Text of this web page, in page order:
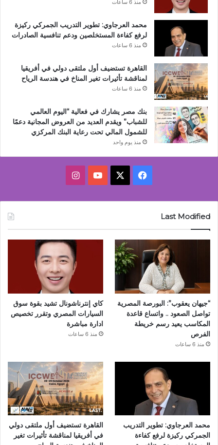
منذ 6 ساعات
محمد العرجاوي: تطوير التدريب الجمركي ركيزة
لرفع كفاءة المستخلصين ودعم تنافسية الصادرات
منذ 6 ساعات
القاهرة تستضيف أول ملتقى دولي في أفريقيا
لمناقشة تأثيرات تغير المناخ في هندسة الرياح
منذ 6 ساعات
بنك مصر يشارك في فعالية “اليوم العالمي
للشباب” ويقدم العديد من العروض المجانية دعمًا
للشمول المالي تحت رعاية البنك المركزي
منذ يوم واحد
فيسبوك ‫YouTubeانستقرام
Last Modified
“جيهان يعقوب”: البورصة المصرية
تواصل الصعود .. واتساع قاعدة
المكاسب يعيد رسم خريطة
الفرص
منذ 6 ساعات
كاي إنترناشونال تشيد بقوة سوق
السيارات المصري وتقرر تخصيص
ادارة مباشرة
منذ 6 ساعات
محمد العرجاوي: تطوير التدريب
الجمركي ركيزة لرفع كفاءة
القاهرة تستضيف أول ملتقى دولي
في أفريقيا لمناقشة تأثيرات تغير